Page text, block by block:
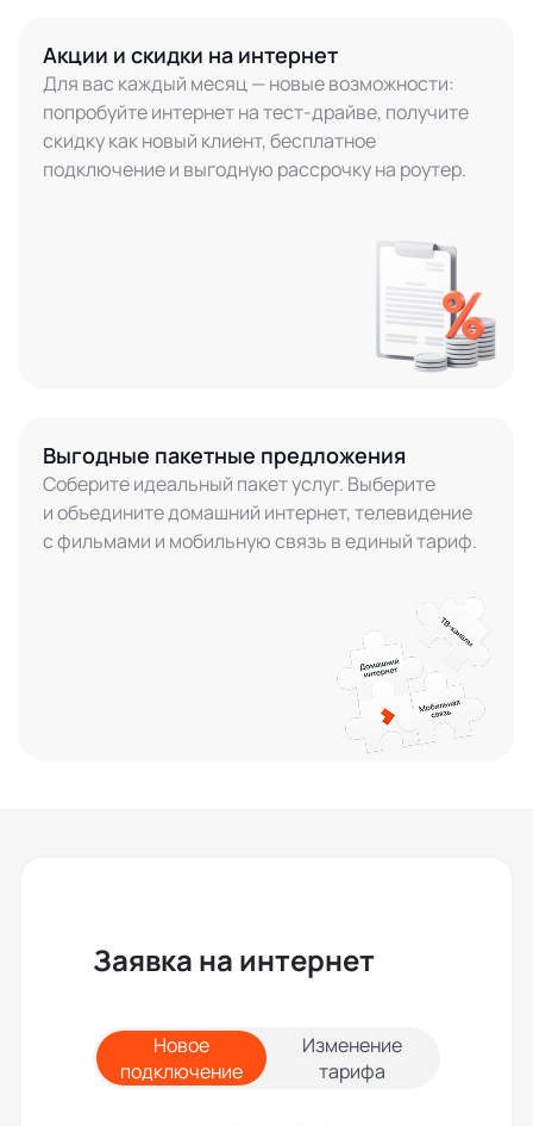
Акции и скидки на интернет
Для вас каждый месяц — новые возможности:
попробуйте интернет на тест-драйве, получите
скидку как новый клиент, бесплатное
подключение и выгодную рассрочку на роутер.
Выгодные пакетные предложения
Соберите идеальный пакет услуг. Выберите
и объедините домашний интернет, телевидение
с фильмами и мобильную связь в единый тариф.
Заявка на интернет
Новое
подключение
Изменение
тарифа